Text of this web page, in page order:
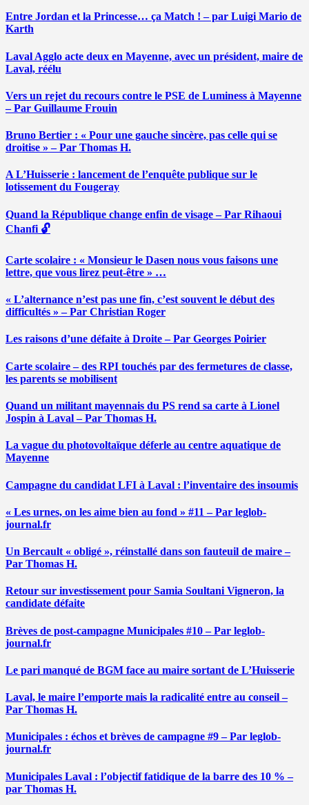
Entre Jordan et la Princesse… ça Match ! – par Luigi Mario de
Karth
Laval Agglo acte deux en Mayenne, avec un président, maire de
Laval, réélu
Vers un rejet du recours contre le PSE de Luminess à Mayenne
– Par Guillaume Frouin
Bruno Bertier : « Pour une gauche sincère, pas celle qui se
droitise » – Par Thomas H.
A L’Huisserie : lancement de l’enquête publique sur le
lotissement du Fougeray
Quand la République change enfin de visage – Par Rihaoui
Chanfi 🔓
Carte scolaire : « Monsieur le Dasen nous vous faisons une
lettre, que vous lirez peut-être » …
« L’alternance n’est pas une fin, c’est souvent le début des
difficultés » – Par Christian Roger
Les raisons d’une défaite à Droite – Par Georges Poirier
Carte scolaire – des RPI touchés par des fermetures de classe,
les parents se mobilisent
Quand un militant mayennais du PS rend sa carte à Lionel
Jospin à Laval – Par Thomas H.
La vague du photovoltaïque déferle au centre aquatique de
Mayenne
Campagne du candidat LFI à Laval : l’inventaire des insoumis
« Les urnes, on les aime bien au fond » #11 – Par leglob-
journal.fr
Un Bercault « obligé », réinstallé dans son fauteuil de maire –
Par Thomas H.
Retour sur investissement pour Samia Soultani Vigneron, la
candidate défaite
Brèves de post-campagne Municipales #10 – Par leglob-
journal.fr
Le pari manqué de BGM face au maire sortant de L’Huisserie
Laval, le maire l’emporte mais la radicalité entre au conseil –
Par Thomas H.
Municipales : échos et brèves de campagne #9 – Par leglob-
journal.fr
Municipales Laval : l’objectif fatidique de la barre des 10 % –
par Thomas H.